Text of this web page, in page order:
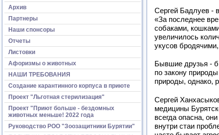
Архив
Партнеры
Наши спонсоры
Отчеты
Листовки
Афоризмы о животных
НАШИ ТРЕБОВАНИЯ
Создание карантинного корпуса в приюте
Проект "Льготная стерилизация"
Проект "Приют больше - бездомных
животных меньше! 2022 года
Руководство РОО "Зоозащитники Бурятии"
Сергей Бадлуев -
«За последнее
собаками,
увеличилось
укусов
Бывшие друзья -
по закону
природы, однако,
Сергей
медицины
всегда опасна,
внутри стаи